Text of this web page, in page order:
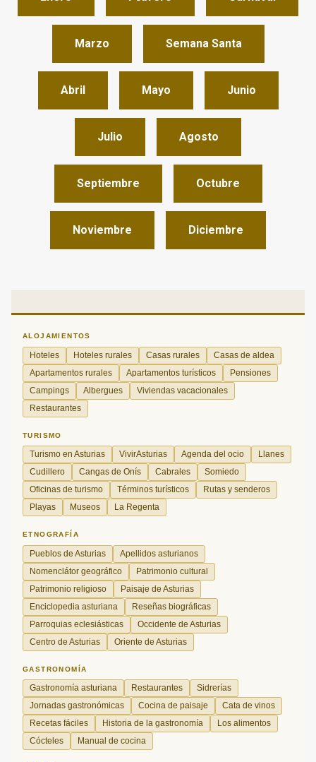
Marzo Semana Santa
Abril Mayo Junio
Julio Agosto
Septiembre Octubre
Noviembre Diciembre